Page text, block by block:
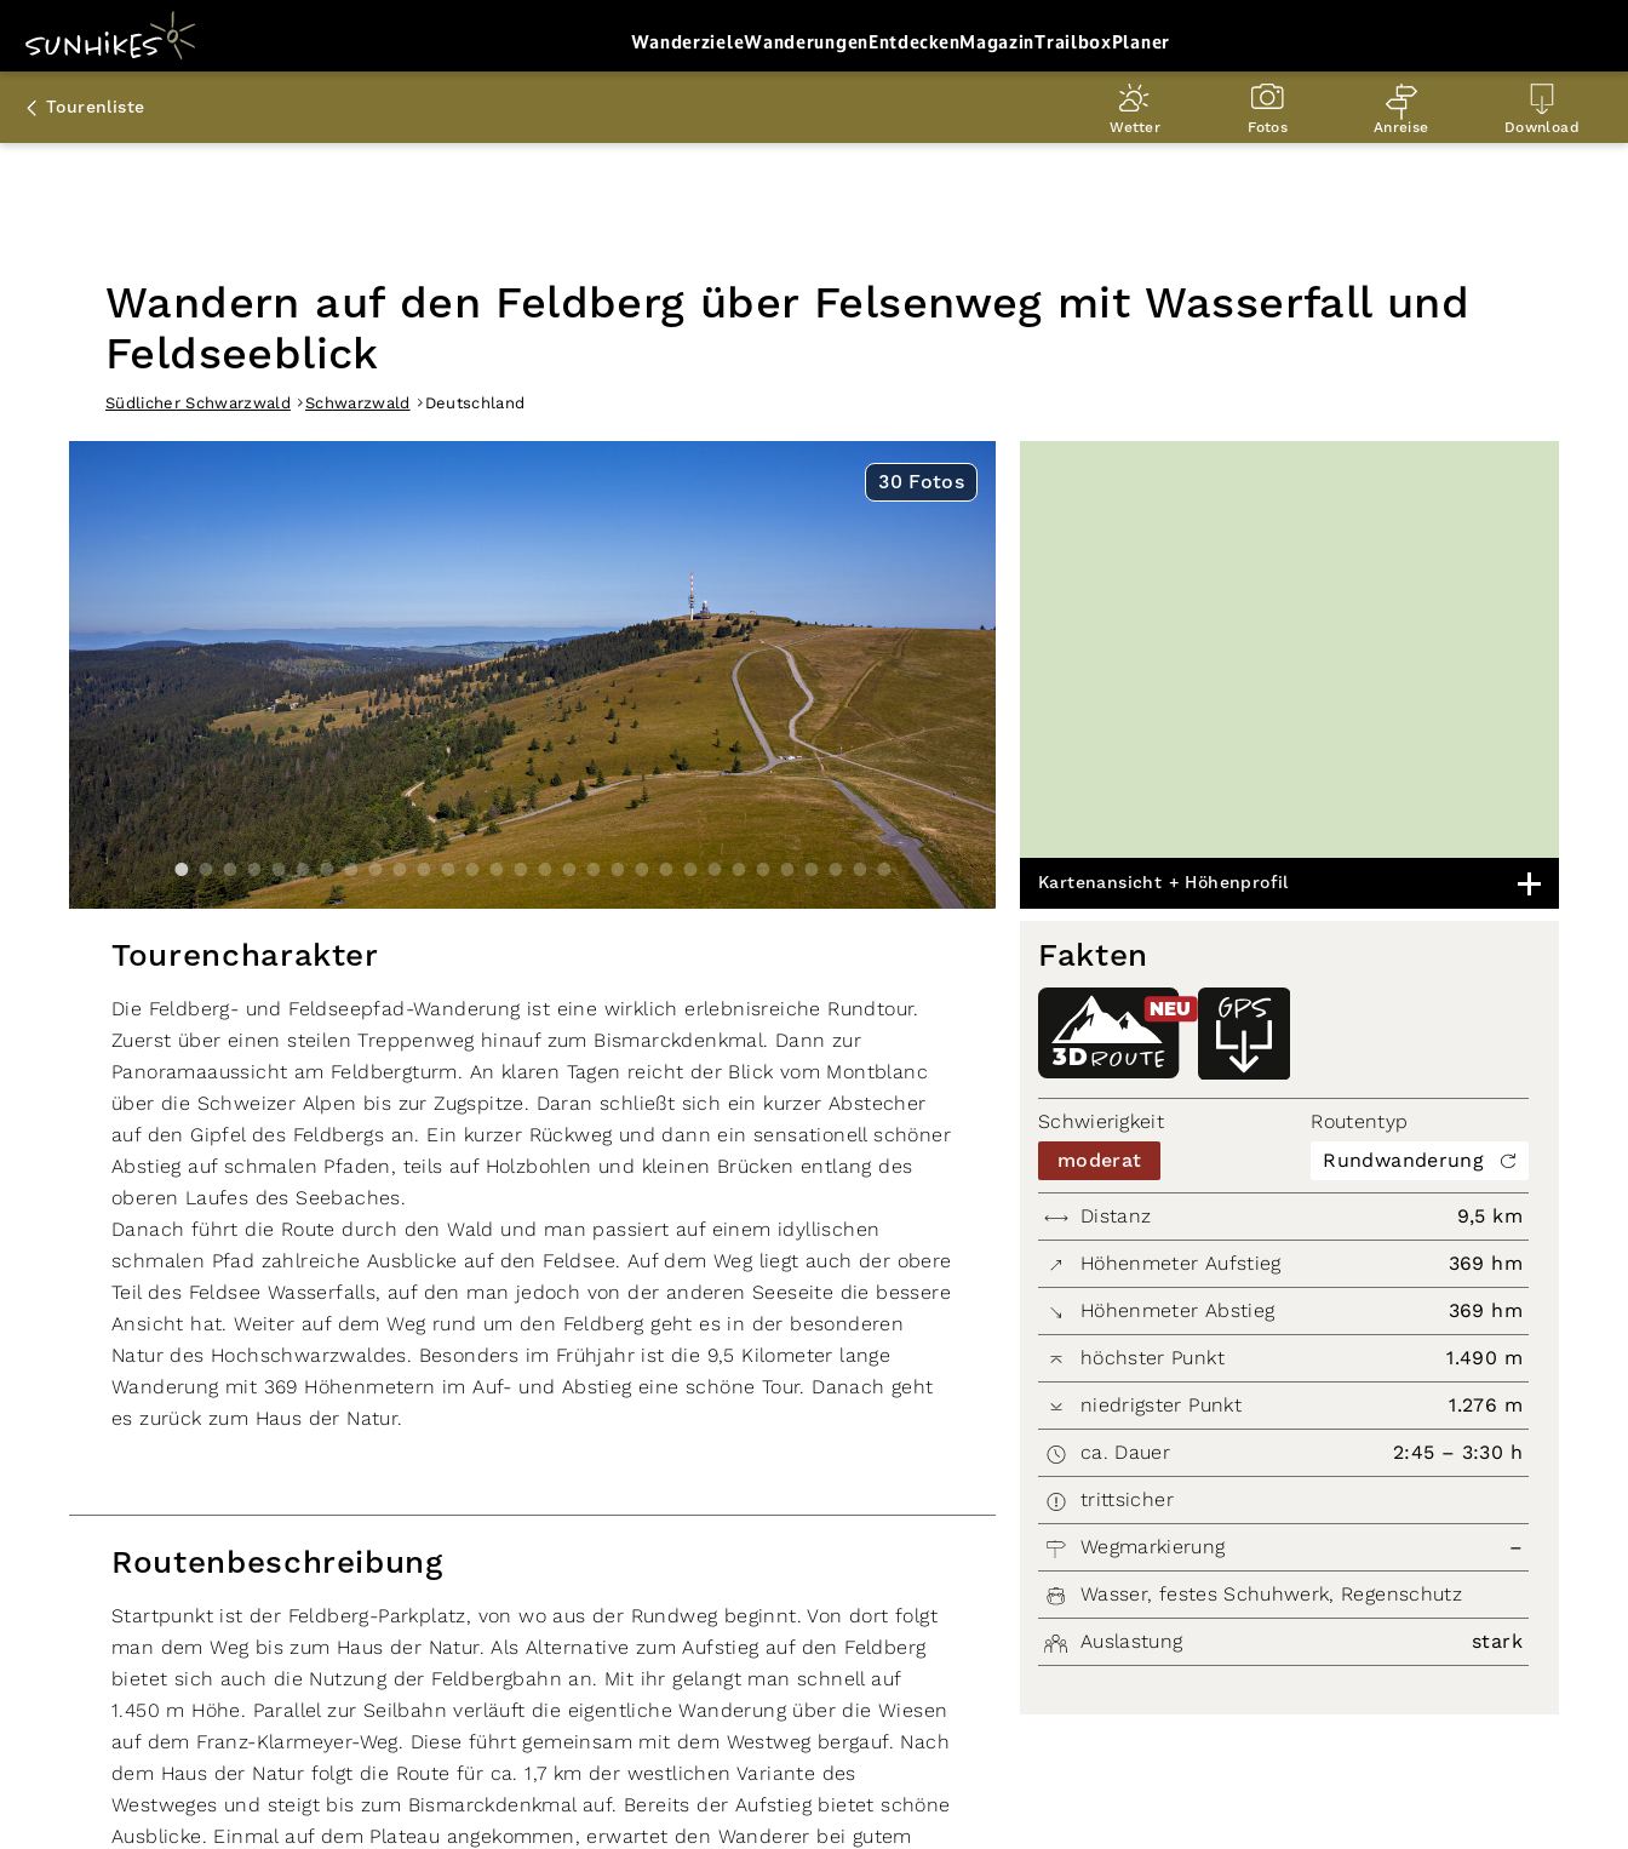
WanderzieleWanderungenEntdeckenMagazinTrailboxPlaner
Tourenliste
Wetter Fotos Anreise Download
Wandern auf den Feldberg über Felsenweg mit Wasserfall und
Feldseeblick
Südlicher Schwarzwald Schwarzwald Deutschland
30 Fotos
Kartenansicht + Höhenprofil
Tourencharakter
Die Feldberg- und Feldseepfad-Wanderung ist eine wirklich erlebnisreiche Rundtour.
Zuerst über einen steilen Treppenweg hinauf zum Bismarckdenkmal. Dann zur
Panoramaaussicht am Feldbergturm. An klaren Tagen reicht der Blick vom Montblanc
über die Schweizer Alpen bis zur Zugspitze. Daran schließt sich ein kurzer Abstecher
auf den Gipfel des Feldbergs an. Ein kurzer Rückweg und dann ein sensationell schöner
Abstieg auf schmalen Pfaden, teils auf Holzbohlen und kleinen Brücken entlang des
oberen Laufes des Seebaches.
Danach führt die Route durch den Wald und man passiert auf einem idyllischen
schmalen Pfad zahlreiche Ausblicke auf den Feldsee. Auf dem Weg liegt auch der obere
Teil des Feldsee Wasserfalls, auf den man jedoch von der anderen Seeseite die bessere
Ansicht hat. Weiter auf dem Weg rund um den Feldberg geht es in der besonderen
Natur des Hochschwarzwaldes. Besonders im Frühjahr ist die 9,5 Kilometer lange
Wanderung mit 369 Höhenmetern im Auf- und Abstieg eine schöne Tour. Danach geht
es zurück zum Haus der Natur.
Routenbeschreibung
Startpunkt ist der Feldberg-Parkplatz, von wo aus der Rundweg beginnt. Von dort folgt
man dem Weg bis zum Haus der Natur. Als Alternative zum Aufstieg auf den Feldberg
bietet sich auch die Nutzung der Feldbergbahn an. Mit ihr gelangt man schnell auf
1.450 m Höhe. Parallel zur Seilbahn verläuft die eigentliche Wanderung über die Wiesen
auf dem Franz-Klarmeyer-Weg. Diese führt gemeinsam mit dem Westweg bergauf. Nach
dem Haus der Natur folgt die Route für ca. 1,7 km der westlichen Variante des
Westweges und steigt bis zum Bismarckdenkmal auf. Bereits der Aufstieg bietet schöne
Ausblicke. Einmal auf dem Plateau angekommen, erwartet den Wanderer bei gutem
Fakten
ROUTE
3D
NEU
Schwierigkeit
moderat
Routentyp
Rundwanderung
Distanz 9,5 km
Höhenmeter Aufstieg 369 hm
Höhenmeter Abstieg 369 hm
höchster Punkt 1.490 m
niedrigster Punkt 1.276 m
ca. Dauer 2:45 – 3:30 h
trittsicher
Wegmarkierung –
Wasser, festes Schuhwerk, Regenschutz
Auslastung stark